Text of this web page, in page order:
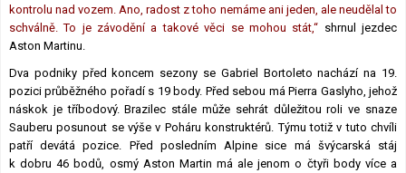
kontrolu nad vozem. Ano, radost z toho nemáme ani jeden, ale neudělal to
schválně. To je závodění a takové věci se mohou stát,“ shrnul jezdec
Aston Martinu.
Dva podniky před koncem sezony se Gabriel Bortoleto nachází na 19.
pozici průběžného pořadí s 19 body. Před sebou má Pierra Gaslyho, jehož
náskok je tříbodový. Brazilec stále může sehrát důležitou roli ve snaze
Sauberu posunout se výše v Poháru konstruktérů. Týmu totiž v tuto chvíli
patří devátá pozice. Před posledním Alpine sice má švýcarská stáj
k dobru 46 bodů, osmý Aston Martin má ale jenom o čtyři body více a